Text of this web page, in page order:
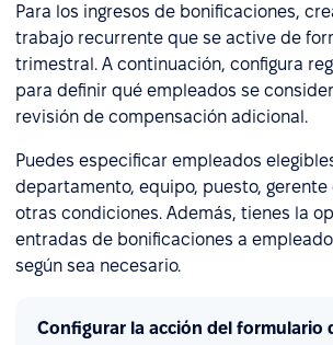
Para los ingresos de bonificaciones,
trabajo recurrente que se active de
trimestral. A continuación, configura
para definir qué empleados se
revisión de compensación adicional.
Puedes especificar empleados
departamento, equipo, puesto,
otras condiciones. Además, tienes la
entradas de bonificaciones a
según sea necesario.
Configurar la acción del formulario